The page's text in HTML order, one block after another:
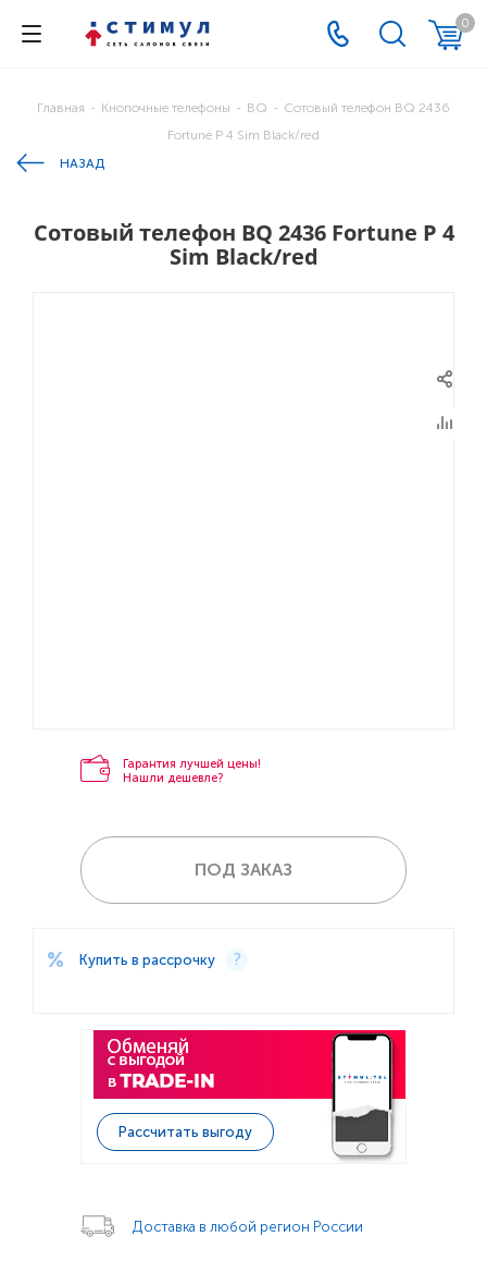
0
Главная - Кнопочные телефоны - BQ - Cотовый телефон BQ 2436
Fortune P 4 Sim Black/red
НАЗАД
Cотовый телефон BQ 2436 Fortune P 4
Sim Black/red
Гарантия лучшей цены!
Нашли дешевле?
ПОД ЗАКАЗ
Купить в рассрочку
Рассчитать выгоду
Доставка в любой регион России